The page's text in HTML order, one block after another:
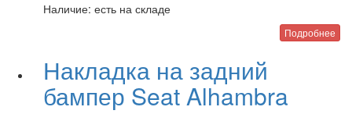
Наличие: есть на складе
Подробнее
Накладка на задний
бампер Seat Alhambra